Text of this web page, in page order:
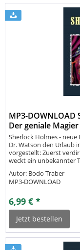
MP3-DOWNLOAD
Der geniale Magier
Sherlock Holmes - neue
Dr. Watson den Urlaub
vorgestellt: Zuerst
weckt ein unbekannter
Autor: Bodo Traber
MP3-DOWNLOAD
6,99 € *
Jetzt bestellen